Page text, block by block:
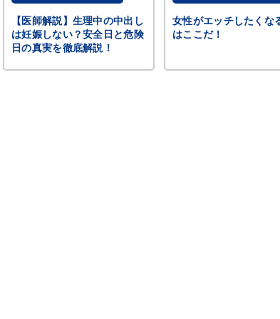
【医師解説】生理中の中出し
は妊娠しない？安全日と危険
日の真実を徹底解説！
女性がエッチしたくな
はここだ！